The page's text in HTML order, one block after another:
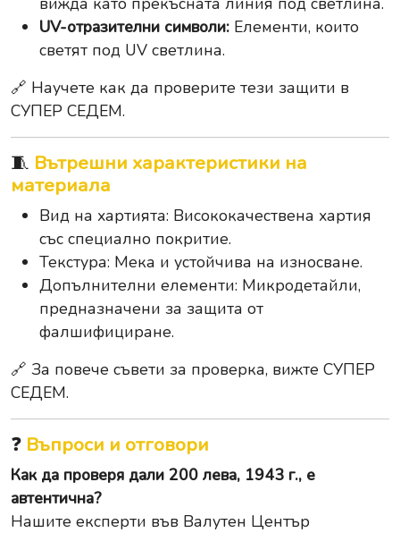
UV-отразителни символи: Елементи, които
светят под UV светлина.
🔗 Научете как да проверите тези защити в
СУПЕР СЕДЕМ.
🧵 Вътрешни характеристики на
материала
Вид на хартията: Висококачествена хартия
със специално покритие.
Текстура: Мека и устойчива на износване.
Допълнителни елементи: Микродетайли,
предназначени за защита от
фалшифициране.
🔗 За повече съвети за проверка, вижте СУПЕР
СЕДЕМ.
❓ Въпроси и отговори
Как да проверя дали 200 лева, 1943 г., е
автентична?
Нашите експерти във Валутен Център